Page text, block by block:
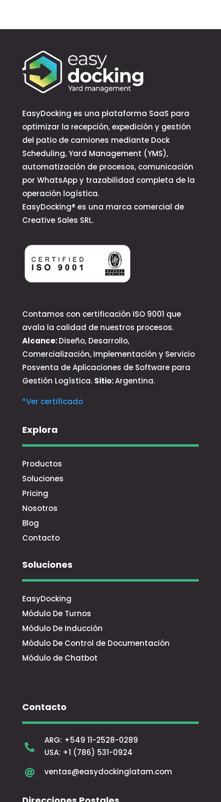
EasyDocking es una plataforma SaaS para
optimizar la recepción, expedición y gestión
del patio de camiones mediante Dock
Scheduling, Yard Management (YMS),
automatización de procesos, comunicación
por WhatsApp y trazabilidad completa de la
operación logística.
EasyDocking® es una marca comercial de
Creative Sales SRL.
Contamos con certificación ISO 9001 que
avala la calidad de nuestros procesos.
Alcance:Diseño, Desarrollo,
Comercialización, Implementación y Servicio
Posventa de Aplicaciones de Software para
Gestión Logística. Sitio:Argentina.
*Ver certificado
Explora
Productos
Soluciones
Pricing
Nosotros
Blog
Contacto
Soluciones
EasyDocking
Módulo De Turnos
Módulo De Inducción
Módulo De Control de Documentación
Módulo de Chatbot
Contacto

ARG: +549 11-2528-0289
USA: +1 (786) 531-0924

ventas@easydockinglatam.com